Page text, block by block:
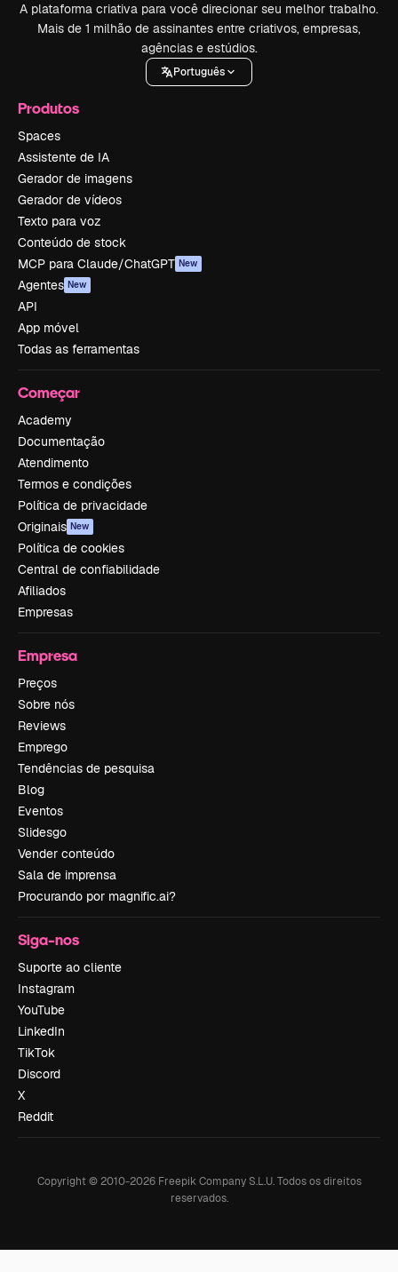
A plataforma criativa para você direcionar seu melhor trabalho.
Mais de 1 milhão de assinantes entre criativos, empresas,
agências e estúdios.
Português
Produtos
Spaces
Assistente de IA
Gerador de imagens
Gerador de vídeos
Texto para voz
Conteúdo de stock
MCP para Claude/ChatGPT New
Agentes New
API
App móvel
Todas as ferramentas
Começar
Academy
Documentação
Atendimento
Termos e condições
Política de privacidade
Originais New
Política de cookies
Central de confiabilidade
Afiliados
Empresas
Empresa
Preços
Sobre nós
Reviews
Emprego
Tendências de pesquisa
Blog
Eventos
Slidesgo
Vender conteúdo
Sala de imprensa
Procurando por magnific.ai?
Siga-nos
Suporte ao cliente
Instagram
YouTube
LinkedIn
TikTok
Discord
X
Reddit
Copyright © 2010-2026Freepik Company S.L.U. Todos os direitos
reservados.